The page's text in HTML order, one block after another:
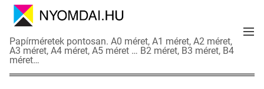
N
y
o
m
Papírméretek pontosan. A0 méret, A1 méret, A2 méret,
A3 méret, A4 méret, A5 méret … B2 méret, B3 méret, B4
méret…
M